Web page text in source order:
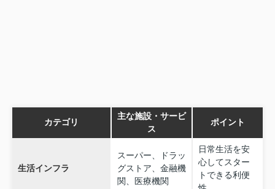
カテゴリ
主な施設・サービ
ス
ポイント
生活インフラ
スーパー、ドラッ
グストア、金融機
関、医療機関
日常生活を安
心してスター
トできる利便